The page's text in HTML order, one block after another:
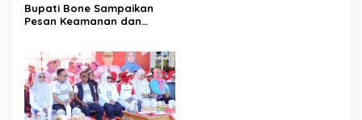
Bupati Bone Sampaikan
Pesan Keamanan dan